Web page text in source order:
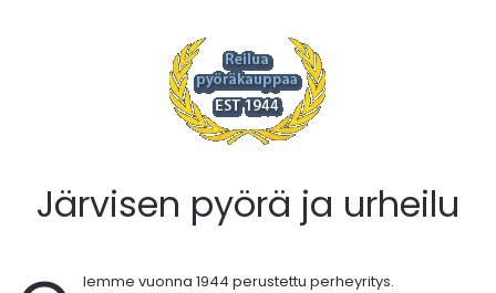
Järvisen pyörä ja urheilu
lemme vuonna 1944 perustettu perheyritys.